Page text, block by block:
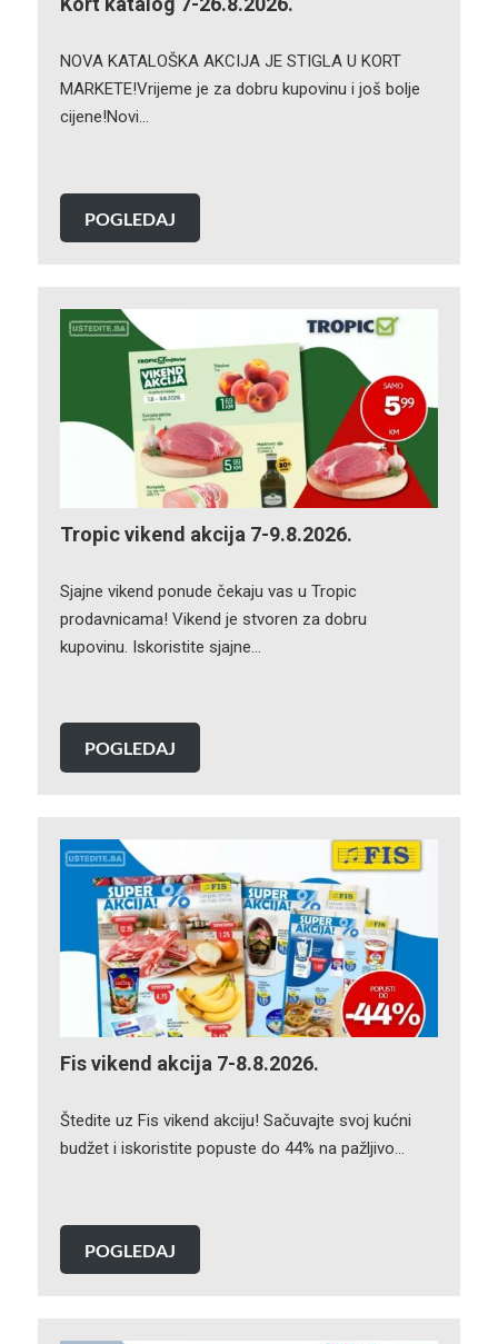
NOVA KATALOŠKA AKCIJA JE STIGLA U KORT
MARKETE!Vrijeme je za dobru kupovinu i još bolje
cijene!Novi…
POGLEDAJ
Tropic vikend akcija 7-9.8.2026.
Sjajne vikend ponude čekaju vas u Tropic
prodavnicama! Vikend je stvoren za dobru
kupovinu. Iskoristite sjajne…
POGLEDAJ
Fis vikend akcija 7-8.8.2026.
Štedite uz Fis vikend akciju! Sačuvajte svoj kućni
budžet i iskoristite popuste do 44% na pažljivo…
POGLEDAJ